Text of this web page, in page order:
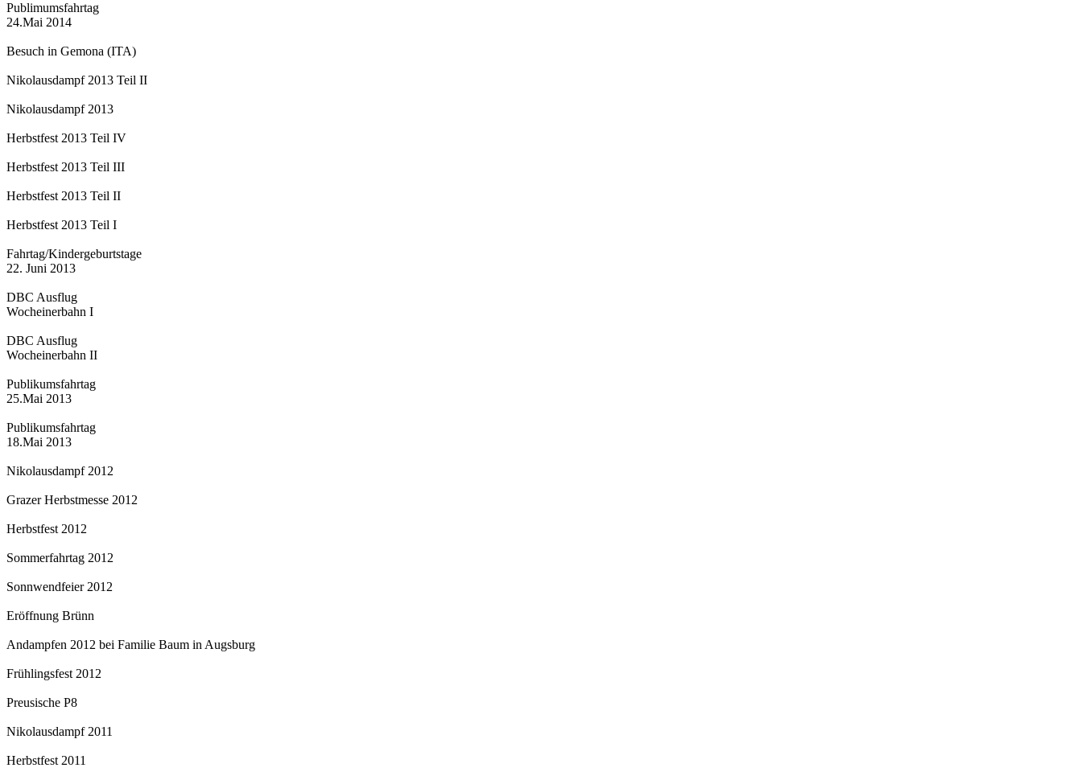
Publimumsfahrtag
24.Mai 2014
Besuch in Gemona (ITA)
Nikolausdampf 2013 Teil II
Nikolausdampf 2013
Herbstfest 2013 Teil IV
Herbstfest 2013 Teil III
Herbstfest 2013 Teil II
Herbstfest 2013 Teil I
Fahrtag/Kindergeburtstage
22. Juni 2013
DBC Ausflug
Wocheinerbahn I
DBC Ausflug
Wocheinerbahn II
Publikumsfahrtag
25.Mai 2013
Publikumsfahrtag
18.Mai 2013
Nikolausdampf 2012
Grazer Herbstmesse 2012
Herbstfest 2012
Sommerfahrtag 2012
Sonnwendfeier 2012
Eröffnung Brünn
Andampfen 2012 bei Familie Baum in Augsburg
Frühlingsfest 2012
Preusische P8
Nikolausdampf 2011
Herbstfest 2011